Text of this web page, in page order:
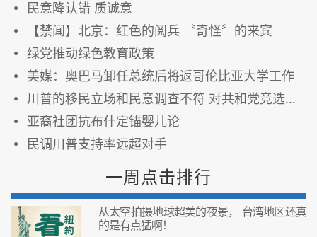
民意降认错 质诚意
【禁闻】北京：红色的阅兵 〝奇怪〞的来宾
绿党推动绿色教育政策
美媒：奥巴马卸任总统后将返哥伦比亚大学工作
川普的移民立场和民意调查不符 对共和党竞选总统不利
亚裔社团抗布什定锚婴儿论
民调川普支持率远超对手
一周点击排行
从太空拍摄地球超美的夜景， 台湾地区还真
的是有点猛啊！